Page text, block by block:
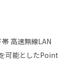
高速無線LAN
可能としたPoint